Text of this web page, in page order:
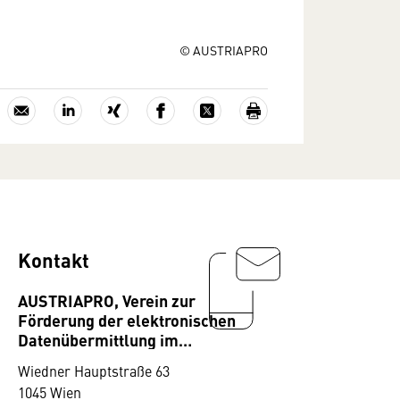
© AUSTRIAPRO
Kontakt
AUSTRIAPRO, Verein zur
Förderung der elektronischen
Datenübermittlung im
Wiedner Hauptstraße 63
1045 Wien